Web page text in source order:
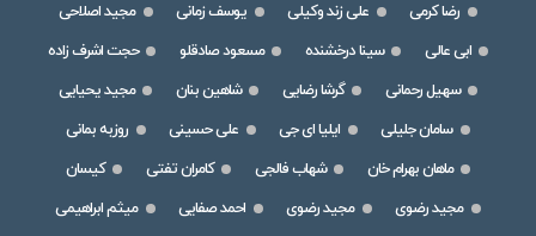
رضا کرمی
علی زند وکیلی یوسف زمانی
مجید اصلاحی
ابی عالی
سینا درخشنده مسعود صادقلو
حجت اشرف زاده
سهیل رحمانی
گرشا رضایی شاهین بنان
مجید یحیایی
سامان جلیلی
ایلیا ای جی علی حسینی
روزبه بمانی
ماهان بهرام خان
شهاب فالجی کامران تفتی
کیسان
مجید رضوی
مجید رضوی احمد صفایی
میثم ابراهیمی